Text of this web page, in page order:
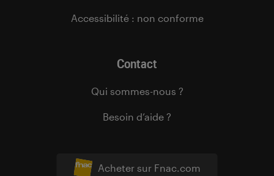
Acheter sur Fnac.com
Accessibilité : non conforme
Contact
Qui sommes-nous ?
Besoin d’aide ?